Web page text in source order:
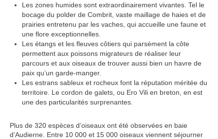
Les zones humides sont extraordinairement vivantes. Tel le
bocage du polder de Combrit, vaste maillage de haies et de
prairies entretenu par les vaches, qui accueille une faune et
une flore exceptionnelles.
Les étangs et les fleuves côtiers qui parsèment la côte
permettent aux poissons migrateurs de réaliser leur
parcours et aux oiseaux de trouver aussi bien un havre de
paix qu’un garde-manger.
Les estrans sableux et rocheux font la réputation méritée du
territoire. Le cordon de galets, ou Ero Vili en breton, en est
une des particularités surprenantes.
Plus de 320 espèces d’oiseaux ont été observées en baie
d’Audierne. Entre 10 000 et 15 000 oiseaux viennent séjourner